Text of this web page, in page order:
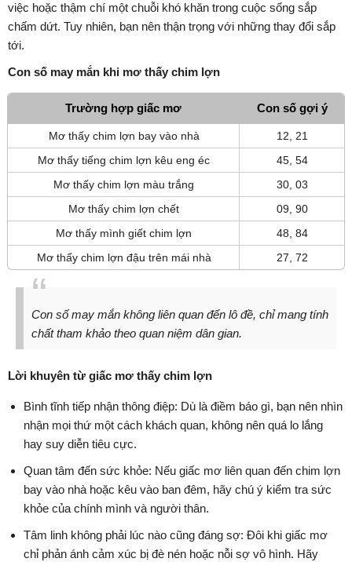
việc hoặc thậm chí một chuỗi khó khăn trong cuộc sống sắp
chấm dứt. Tuy nhiên, bạn nên thận trọng với những thay đổi sắp
tới.
Con số may mắn khi mơ thấy chim lợn
Trường hợp giấc mơ Con số gợi ý
Mơ thấy chim lợn bay vào nhà
12, 21
Mơ thấy tiếng chim lợn kêu eng éc
45, 54
Mơ thấy chim lợn màu trắng
30, 03
Mơ thấy chim lợn chết
09, 90
Mơ thấy mình giết chim lợn
48, 84
Mơ thấy chim lợn đậu trên mái nhà
27, 72
Con số may mắn không liên quan đến lô đề, chỉ mang tính
chất tham khảo theo quan niệm dân gian.
Lời khuyên từ giấc mơ thấy chim lợn
Bình tĩnh tiếp nhận thông điệp: Dù là điềm báo gì, bạn nên nhìn
nhận mọi thứ một cách khách quan, không nên quá lo lắng
hay suy diễn tiêu cực.
Quan tâm đến sức khỏe: Nếu giấc mơ liên quan đến chim lợn
bay vào nhà hoặc kêu vào ban đêm, hãy chú ý kiểm tra sức
khỏe của chính mình và người thân.
Tâm linh không phải lúc nào cũng đáng sợ: Đôi khi giấc mơ
chỉ phản ánh cảm xúc bị đè nén hoặc nỗi sợ vô hình. Hãy